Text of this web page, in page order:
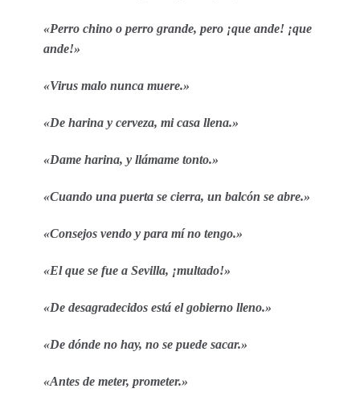
«Perro chino o perro grande, pero ¡que ande! ¡que
ande!»
«Virus malo nunca muere.»
«De harina y cerveza, mi casa llena.»
«Dame harina, y llámame tonto.»
«Cuando una puerta se cierra, un balcón se abre.»
«Consejos vendo y para mí no tengo.»
«El que se fue a Sevilla, ¡multado!»
«De desagradecidos está el gobierno lleno.»
«De dónde no hay, no se puede sacar.»
«Antes de meter, prometer.»